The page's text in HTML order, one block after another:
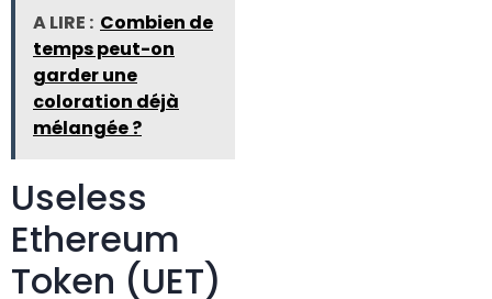
A LIRE : Combien de
temps peut-on
garder une
coloration déjà
mélangée ?
Useless
Ethereum
Token (UET)